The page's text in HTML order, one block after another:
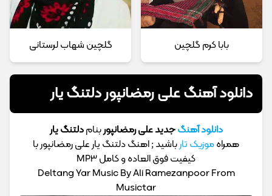
بابا کرم گلچین گلچین شهاب لرستانی
دانلود آهنگ علی رمضانپور دلتنگ یار
دانلود آهنگجدید علی رمضانپوربنامدلتنگ یار
همراهموزیک تارباشید ; اهنگ دلتنگ یار علی رمضانپور با
کیفیت فوق العاده و کامل MP3
Deltang Yar Music By Ali Ramezanpoor From
Musictar